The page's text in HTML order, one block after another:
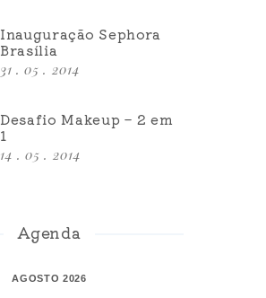
Inauguração Sephora
Brasília
31 . 05 . 2014
Desafio Makeup – 2 em
1
14 . 05 . 2014
Agenda
AGOSTO 2026